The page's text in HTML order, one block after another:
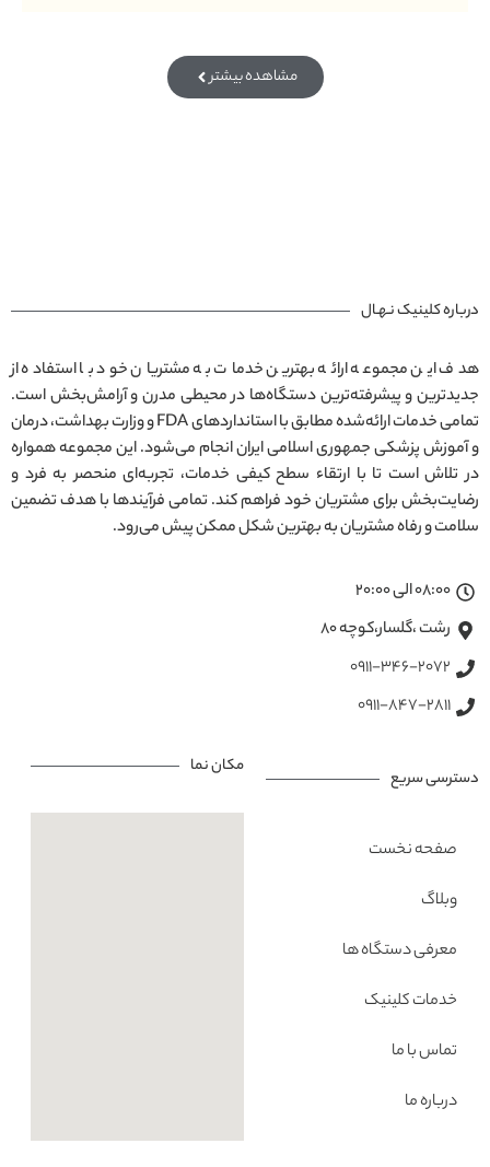
مشاهده بیشتر
درباره کلینیک نـهـال
هدف این مجموعه ارائه بهترین خدمات به مشتریان خود با استفاده از
جدیدترین و پیشرفته‌ترین دستگاه‌ها در محیطی مدرن و آرامش‌بخش است.
تمامی خدمات ارائه‌شده مطابق با استانداردهای FDA و وزارت بهداشت، درمان
و آموزش پزشکی جمهوری اسلامی ایران انجام می‌شود. این مجموعه همواره
در تلاش است تا با ارتقاء سطح کیفی خدمات، تجربه‌ای منحصر به فرد و
رضایت‌بخش برای مشتریان خود فراهم کند. تمامی فرآیندها با هدف تضمین
سلامت و رفاه مشتریان به بهترین شکل ممکن پیش می‌رود.
08:00 الی 20:00
رشت ،گلسار،کوچه ۸۰
0911-346-2072
0911-847-2811
دسترسی سریع
صفحه نخست
وبلاگ
معرفی دستگاه ها
خدمات کلینیک
تماس با ما
درباره ما
مکان نما